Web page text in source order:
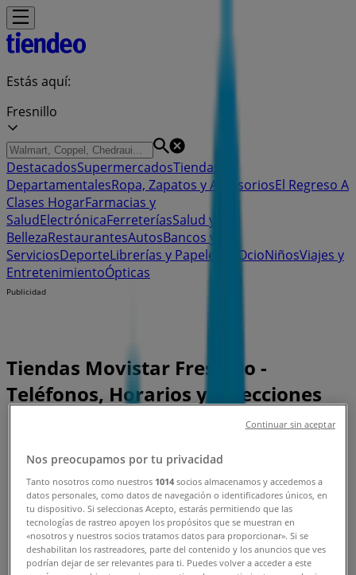
Estás aquí:
Fresnillo
DestacadosSupermercadosTiendas
DepartamentalesRopa, Zapatos y AccesoriosEl Regreso A
Clases HogarFarmacias y
SaludElectrónicaFerreteríasSalud y
BellezaRestaurantesAutosBancos y
ServiciosDeporteLibrerías y Papelerías OcioNiñosViajes y
EntretenimientoÓpticas
Publicidad
Tiendas Movistar Fresnillo -
Teléfonos, Horarios y Direcciones
Movistar en Fresnillo »
Tiendas de Movistar en Fresnillo
Movistar
Nos preocupamos por tu privacidad
Tanto nosotros como nuestros 1014 socios almacenamos y accedemos a
datos personales, como datos de navegación o identificadores únicos, en
tu dispositivo. Si seleccionas Acepto, estarás permitiendo que las
tecnologías de rastreo apoyen los propósitos que se muestran en
«nosotros y nuestros socios tratamos datos para proporcionar». Si se
deshabilitan los rastreadores, parte del contenido y los anuncios que ves
podrían dejar de ser relevantes para ti. Puedes volver a acceder a este
Continuar sin aceptar